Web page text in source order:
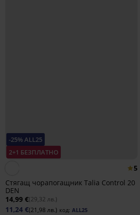
-25% ALL25
2+1 БЕЗПЛАТНО
5
Стягащ чорапогащник Talia Control 20
DEN
14,99 €(29,32 лв.)
11,24 €(21,98 лв.) код: ALL25